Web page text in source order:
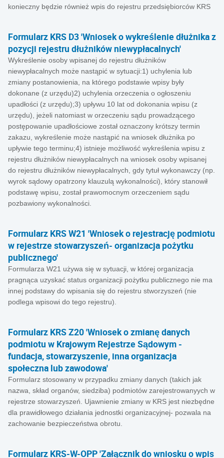
konieczny będzie również wpis do rejestru przedsiębiorców KRS
Formularz KRS D3 'Wniosek o wykreślenie dłużnika z
pozycji rejestru dłużników niewypłacalnych'
Wykreślenie osoby wpisanej do rejestru dłużników
niewypłacalnych może nastąpić w sytuacji:1) uchylenia lub
zmiany postanowienia, na którego podstawie wpisy były
dokonane (z urzędu)2) uchylenia orzeczenia o ogłoszeniu
upadłości (z urzędu);3) upływu 10 lat od dokonania wpisu (z
urzędu), jeżeli natomiast w orzeczeniu sądu prowadzącego
postępowanie upadłościowe został oznaczony krótszy termin
zakazu, wykreślenie może nastąpić na wniosek dłużnika po
upływie tego terminu;4) istnieje możliwość wykreślenia wpisu z
rejestru dłużników niewypłacalnych na wniosek osoby wpisanej
do rejestru dłużników niewypłacalnych, gdy tytuł wykonawczy (np.
wyrok sądowy opatrzony klauzulą wykonalności), który stanowił
podstawę wpisu, został prawomocnym orzeczeniem sądu
pozbawiony wykonalności.
Formularz KRS W21 'Wniosek o rejestrację podmiotu
w rejestrze stowarzyszeń- organizacja pożytku
publicznego'
Formularza W21 używa się w sytuacji, w której organizacja
pragnąca uzyskać status organizacji pożytku publicznego nie ma
innej podstawy do wpisania się do rejestru stworzyszeń (nie
podlega wpisowi do tego rejestru).
Formularz KRS Z20 'Wniosek o zmianę danych
podmiotu w Krajowym Rejestrze Sądowym -
fundacja, stowarzyszenie, inna organizacja
społeczna lub zawodowa'
Formularz stosowany w przypadku zmiany danych (takich jak
nazwa, skład organów, siedziba) podmiotów zarejestrowanyych w
rejestrze stowarzyszeń. Ujawnienie zmiany w KRS jest niezbędne
dla prawidłowego działania jednostki organizacyjnej- pozwala na
zachowanie bezpieczeństwa obrotu.
Formularz KRS-W-OPP 'Załącznik do wniosku o wpis